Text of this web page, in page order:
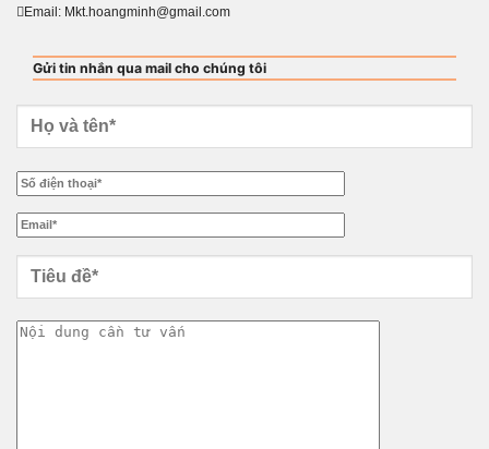
Email: Mkt.hoangminh@gmail.com
Gửi tin nhắn qua mail cho chúng tôi